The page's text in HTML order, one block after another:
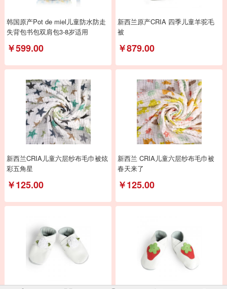
韩国原产Pot de miel儿童防水防走
失背包书包双肩包3-8岁适用
￥599.00
新西兰原产CRIA 四季儿童羊驼毛
被
￥879.00
新西兰CRIA儿童六层纱布毛巾被炫
彩五角星
￥125.00
新西兰 CRIA儿童六层纱布毛巾被
春天来了
￥125.00